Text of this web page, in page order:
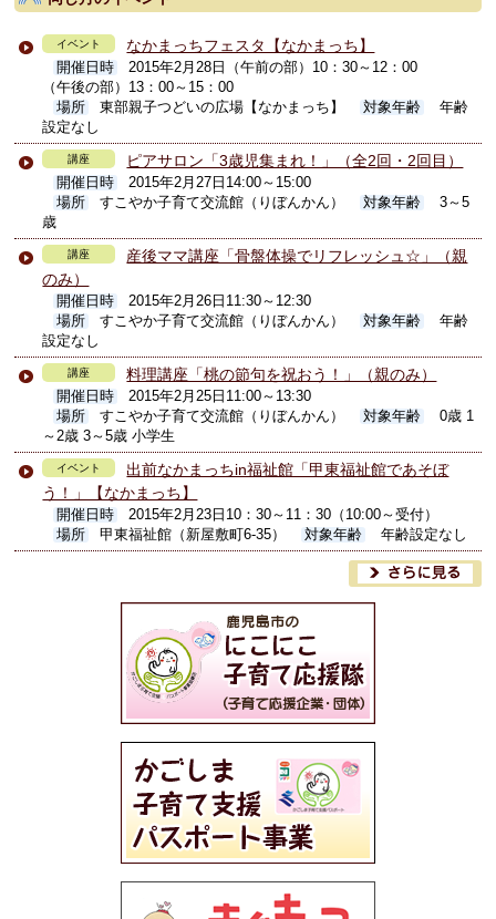
イベント なかまっちフェスタ【なかまっち】
開催日時
2015年2月28日（午前の部）10：30～12：00
（午後の部）13：00～15：00
場所
東部親子つどいの広場【なかまっち】 対象年齢
年齢
設定なし
講座 ピアサロン「3歳児集まれ！」（全2回・2回目）
開催日時
2015年2月27日14:00～15:00
場所
すこやか子育て交流館（りぼんかん） 対象年齢
3～5
歳
講座
産後ママ講座「骨盤体操でリフレッシュ☆」（親
のみ）
開催日時
2015年2月26日11:30～12:30
場所
すこやか子育て交流館（りぼんかん） 対象年齢
年齢
設定なし
講座 料理講座「桃の節句を祝おう！」（親のみ）
開催日時
2015年2月25日11:00～13:30
場所
すこやか子育て交流館（りぼんかん） 対象年齢
0歳 1
～2歳 3～5歳 小学生
イベント
出前なかまっちin福祉館「甲東福祉館であそぼ
う！」【なかまっち】
開催日時
2015年2月23日10：30～11：30（10:00～受付）
場所
甲東福祉館（新屋敷町6-35） 対象年齢 年齢設定なし